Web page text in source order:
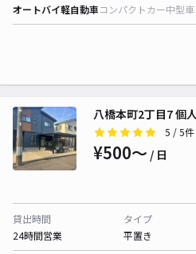
オートバイ軽自動車コンパクトカー中型車
八橋本町2丁目7 個
5 / 5件
¥500〜 / 日
貸出時間
24時間営業
タイプ
平置き